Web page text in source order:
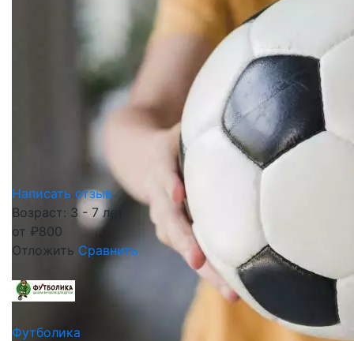
Написать отзыв
Возраст: 3 - 7 лет
от ₽800
Отложить Сравнить
Футболика